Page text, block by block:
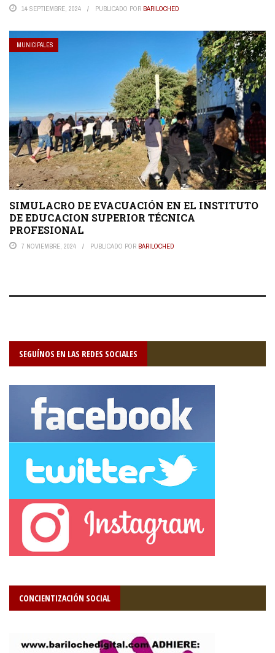
14 SEPTIEMBRE, 2024 PUBLICADO POR BARILOCHED
MUNICIPALES
SIMULACRO DE EVACUACIÓN EN EL INSTITUTO
DE EDUCACION SUPERIOR TÉCNICA
PROFESIONAL
7 NOVIEMBRE, 2024 PUBLICADO POR BARILOCHED
SEGUÍNOS EN LAS REDES SOCIALES
CONCIENTIZACIÓN SOCIAL